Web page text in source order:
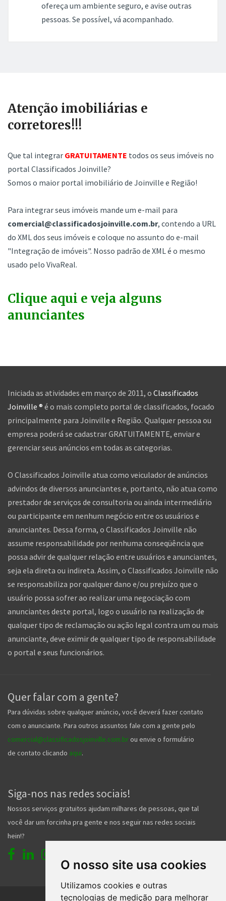
O nosso site usa cookies
Utilizamos cookies e outras
tecnologias de medição para melhorar
ofereça um ambiente seguro, e avise outras
pessoas. Se possível, vá acompanhado.
Atenção imobiliárias e
corretores!!!
Que tal integrar GRATUITAMENTE todos os seus imóveis no
portal Classificados Joinville?
Somos o maior portal imobiliário de Joinville e Região!
Para integrar seus imóveis mande um e-mail para
comercial@classificadosjoinville.com.br, contendo a URL
do XML dos seus imóveis e coloque no assunto do e-mail
"Integração de imóveis". Nosso padrão de XML é o mesmo
usado pelo VivaReal.
Clique aqui e veja alguns
anunciantes
Iniciada as atividades em março de 2011, o Classificados
Joinville ® é o mais completo portal de classificados, focado
principalmente para Joinville e Região. Qualquer pessoa ou
empresa poderá se cadastrar GRATUITAMENTE, enviar e
gerenciar seus anúncios em todas as categorias.
O Classificados Joinville atua como veiculador de anúncios
advindos de diversos anunciantes e, portanto, não atua como
prestador de serviços de consultoria ou ainda intermediário
ou participante em nenhum negócio entre os usuários e
anunciantes. Dessa forma, o Classificados Joinville não
assume responsabilidade por nenhuma conseqüência que
possa advir de qualquer relação entre usuários e anunciantes,
seja ela direta ou indireta. Assim, o Classificados Joinville não
se responsabiliza por qualquer dano e/ou prejuízo que o
usuário possa sofrer ao realizar uma negociação com
anunciantes deste portal, logo o usuário na realização de
qualquer tipo de reclamação ou ação legal contra um ou mais
anunciante, deve eximir de qualquer tipo de responsabilidade
o portal e seus funcionários.
Quer falar com a gente?
Para dúvidas sobre qualquer anúncio, você deverá fazer contato
com o anunciante. Para outros assuntos fale com a gente pelo
comercial@classificadosjoinville.com.br ou envie o formulário
de contato clicando aqui.
Siga-nos nas redes sociais!
Nossos serviços gratuitos ajudam milhares de pessoas, que tal
você dar um forcinha pra gente e nos seguir nas redes sociais
hein!?